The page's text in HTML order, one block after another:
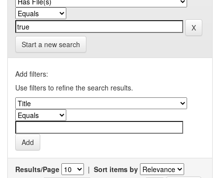
Start a new search
Add filters:
Use filters to refine the search results.
Results/Page | Sort items by